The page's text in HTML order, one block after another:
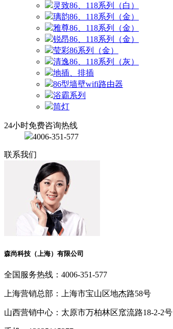
灵致86、118系列（白）
璃韵86、118系列（金）
雅尊86、118系列（金）
锐昂86、118系列（金）
莹彩86系列（金）
清逸86、118系列（灰）
地插、排插
86型墙壁wifi路由器
浴霸系列
筒灯
24小时免费咨询热线
4006-351-577
联系我们
森尚科技（上海）有限公司
全国服务热线： 4006-351-577
上海营销总部： 上海市宝山区地杰路58号
山西营销中心： 太原市万柏林区窊流路18-2-2号